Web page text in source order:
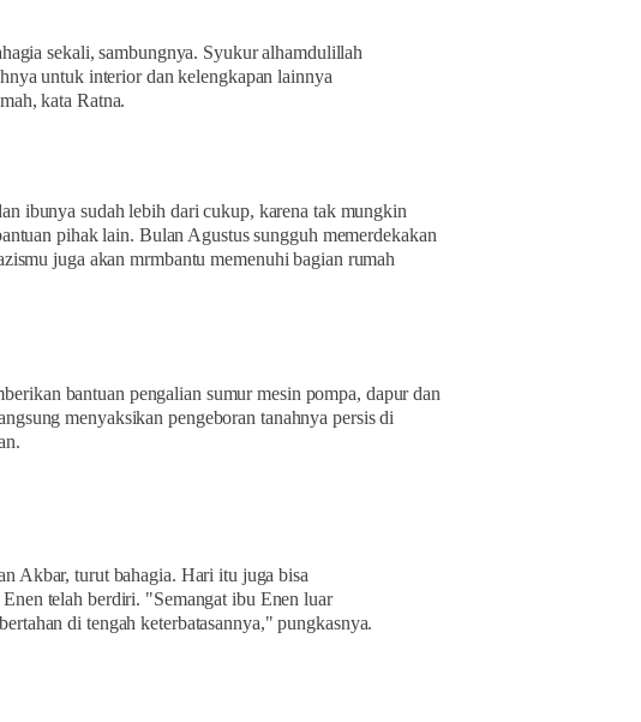
sekali, sambungnya. Syukur alhamdulillah
untuk interior dan kelengkapan lainnya
kata Ratna.
ibunya sudah lebih dari cukup, karena tak mungkin
pihak lain. Bulan Agustus sungguh memerdekakan
juga akan mrmbantu memenuhi bagian rumah
bantuan pengalian sumur mesin pompa, dapur dan
menyaksikan pengeboran tanahnya persis di
Akbar, turut bahagia. Hari itu juga bisa
telah berdiri. "Semangat ibu Enen luar
di tengah keterbatasannya," pungkasnya.